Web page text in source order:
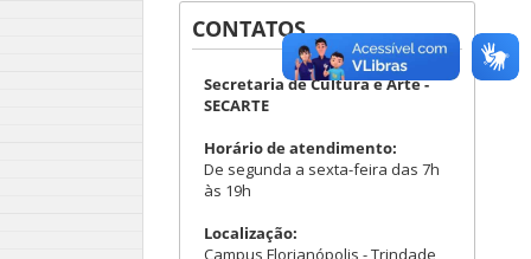
CONTATOS
Secretaria de Cultura e Arte -
SECARTE
Horário de atendimento:
De segunda a sexta-feira das 7h
às 19h
Localização:
Campus Florianópolis - Trindade